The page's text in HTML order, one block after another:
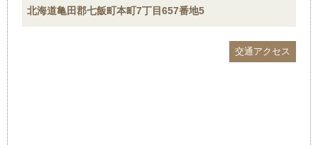
北海道亀田郡七飯町本町7丁目657番地5
交通アクセス